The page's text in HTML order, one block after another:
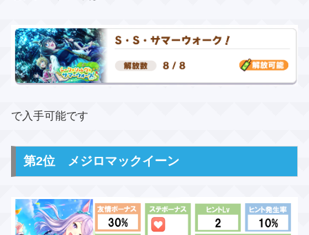
で入手可能です
第2位 メジロマックイーン